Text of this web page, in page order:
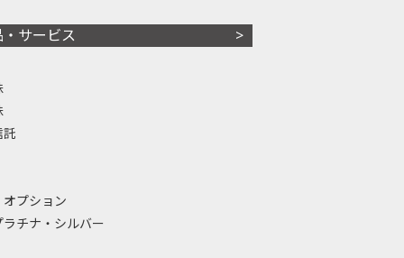
・サービス
託
プション
ラチナ・シルバー